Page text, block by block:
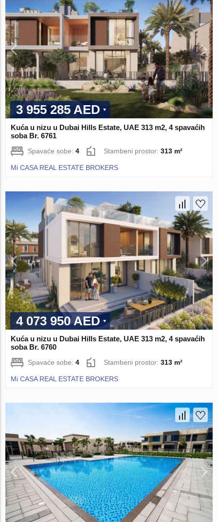
3 955 285 AED
Kuća u nizu u Dubai Hills Estate, UAE 313 m2, 4 spavaćih
soba Br. 6761
Spavaće sobe:4 Stambeni prostor:313 m²
Mi CASA REAL ESTATE BROKERS
4 073 950 AED
Kuća u nizu u Dubai Hills Estate, UAE 313 m2, 4 spavaćih
soba Br. 6760
Spavaće sobe:4 Stambeni prostor:313 m²
Mi CASA REAL ESTATE BROKERS